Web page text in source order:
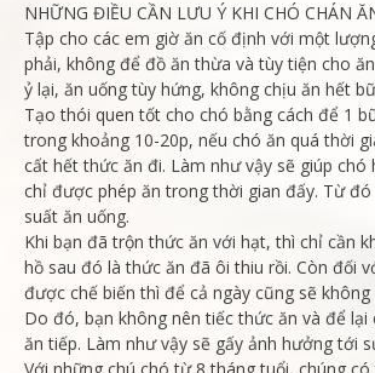
NHỮNG ĐIỀU CẦN LƯU Ý KHI CHÓ CHÁN
Tập cho các em giờ ăn cố định với một
phải, không để đồ ăn thừa và tùy tiện cho
ỷ lại, ăn uống tùy hứng, không chịu ăn hết
Tạo thói quen tốt cho chó bằng cách để 1
trong khoảng 10-20p, nếu chó ăn quá thời
cất hết thức ăn đi. Làm như vậy sẽ giúp chó
chỉ được phép ăn trong thời gian đấy. Từ đó
suất ăn uống.
Khi bạn đã trộn thức ăn với hạt, thì chỉ cần
hồ sau đó là thức ăn đã ôi thiu rồi. Còn đối
được chế biến thì để cả ngày cũng sẽ
Do đó, bạn không nên tiếc thức ăn và để lại
ăn tiếp. Làm như vậy sẽ gấy ảnh hưởng tới